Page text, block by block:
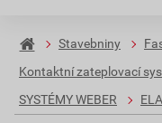
Stavebniny
Kontaktní zateplovací
SYSTÉMY WEBER